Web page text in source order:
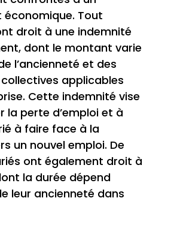
économique. Tout
droit à une indemnité
dont le montant varie
l’ancienneté et des
applicables
Cette indemnité vise
la perte d’emploi et à
à faire face à la
un nouvel emploi. De
ont également droit à
la durée dépend
leur ancienneté dans